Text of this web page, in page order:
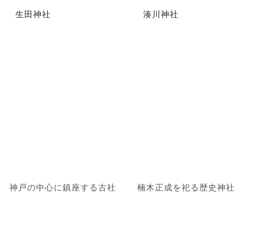
生田神社
神戸の中心に鎮座する古社
湊川神社
楠木正成を祀る歴史神社